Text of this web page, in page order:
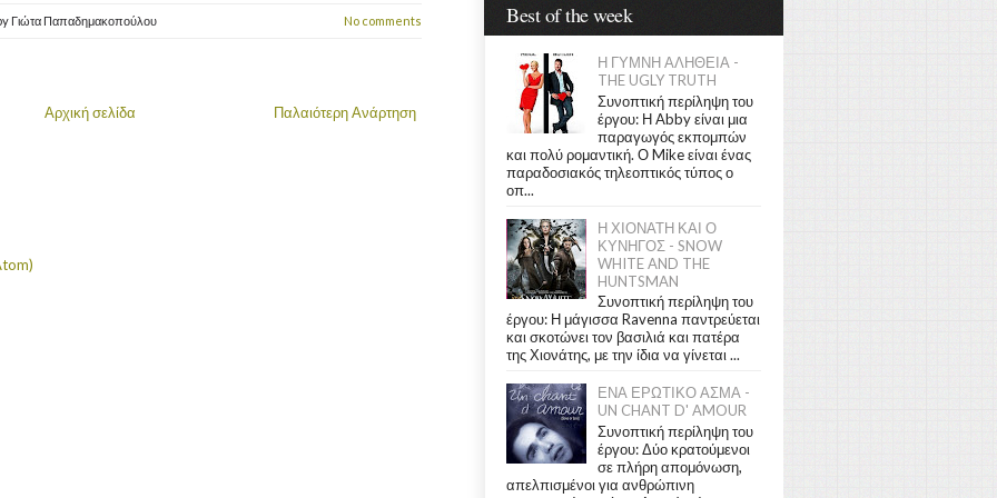
Γιώτα Παπαδημακοπούλου No comments
Παλαιότερη Ανάρτηση
Αρχική σελίδα
Best of the week
Η ΓΥΜΝΗ ΑΛΗΘΕΙΑ -
THE UGLY TRUTH
Συνοπτική περίληψη του
έργου: Η Abby είναι μια
παραγωγός εκπομπών
και πολύ ρομαντική. Ο Mike είναι ένας
παραδοσιακός τηλεοπτικός τύπος ο
οπ...
Η ΧΙΟΝΑΤΗ ΚΑΙ Ο
ΚΥΝΗΓΟΣ - SNOW
WHITE AND THE
HUNTSMAN
Συνοπτική περίληψη του
έργου: Η μάγισσα Ravenna παντρεύεται
και σκοτώνει τον βασιλιά και πατέρα
της Χιονάτης, με την ίδια να γίνεται ...
ΕΝΑ ΕΡΩΤΙΚΟ ΑΣΜΑ -
UN CHANT D' AMOUR
Συνοπτική περίληψη του
έργου: Δύο κρατούμενοι
σε πλήρη απομόνωση,
απελπισμένοι για ανθρώπινη